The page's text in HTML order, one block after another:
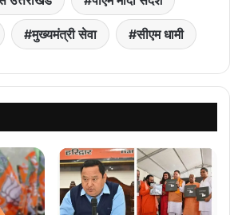
मुख्यमंत्री सेवा सीएम धामी